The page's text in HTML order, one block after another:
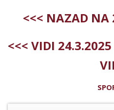
<<< NAZAD NA
<<< VIDI 24.3.2025